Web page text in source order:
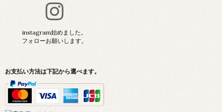
instagram始めました。
フォローお願いします。
お支払い方法は下記から選べます。